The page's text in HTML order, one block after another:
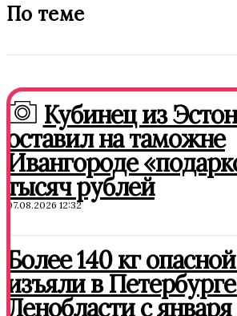
По теме
Кубинец из
оставил на таможне
Ивангороде
тысяч рублей
07.08.2026 12:32
Более 140 кг
изъяли в
Ленобласти с